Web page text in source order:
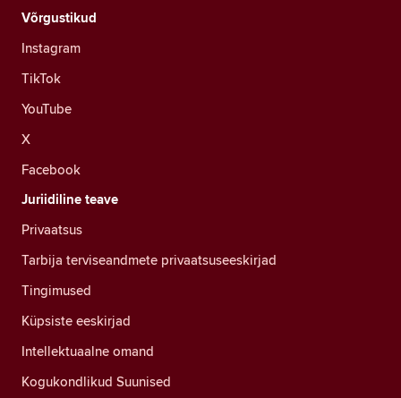
Võrgustikud
Instagram
TikTok
YouTube
X
Facebook
Juriidiline teave
Privaatsus
Tarbija terviseandmete privaatsuseeskirjad
Tingimused
Küpsiste eeskirjad
Intellektuaalne omand
Kogukondlikud Suunised